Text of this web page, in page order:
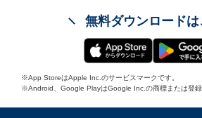
無料ダウンロードは
※App StoreはApple Inc.のサービスマークです。
※Android、Google PlayはGoogle Inc.の商標または登録